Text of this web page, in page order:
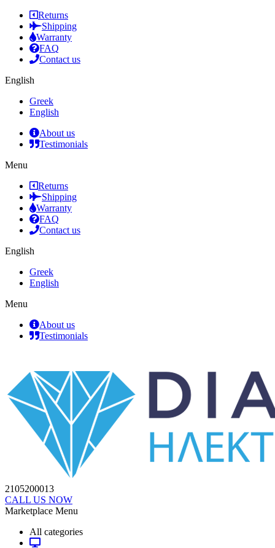
Returns
Shipping
Warranty
FAQ
Contact us
English
Greek
English
About us
Testimonials
Menu
Returns
Shipping
Warranty
FAQ
Contact us
English
Greek
English
Menu
About us
Testimonials
2105200013
CALL US NOW
Marketplace Menu
All categories